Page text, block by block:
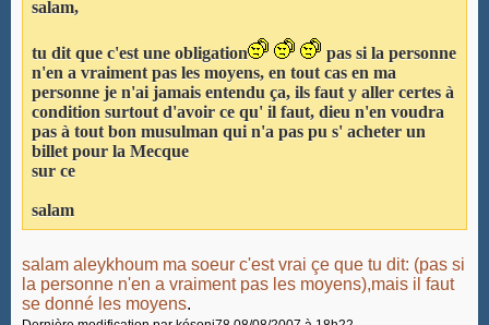
salam,
tu dit que c'est une obligation
pas si la personne
n'en a vraiment pas les moyens, en tout cas en ma
personne je n'ai jamais entendu ça, ils faut y aller certes à
condition surtout d'avoir ce qu' il faut, dieu n'en voudra
pas à tout bon musulman qui n'a pas pu s' acheter un
billet pour la Mecque
sur ce
salam
salam aleykhoum ma soeur c'est vrai çe que tu dit: (pas si
la personne n'en a vraiment pas les moyens),mais il faut
se donné les moyens.